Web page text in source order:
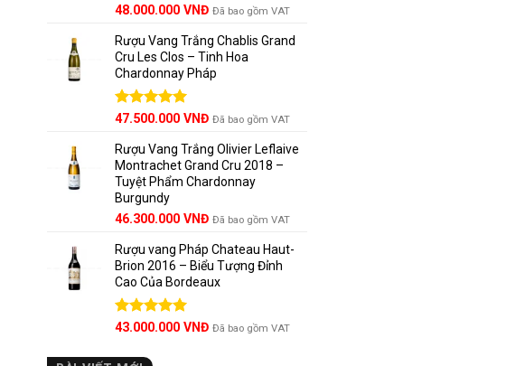
Được xếp
5 sao
48.000.000 VNĐ Đã bao gồm VAT
Rượu Vang Trắng Chablis Grand
Cru Les Clos – Tinh Hoa
Chardonnay Pháp
Được xếp
5 sao
47.500.000 VNĐ Đã bao gồm VAT
Rượu Vang Trắng Olivier Leflaive
Montrachet Grand Cru 2018 –
Tuyệt Phẩm Chardonnay
Burgundy
46.300.000 VNĐ Đã bao gồm VAT
Rượu vang Pháp Chateau Haut-
Brion 2016 – Biểu Tượng Đỉnh
Cao Của Bordeaux
Được xếp
5 sao
43.000.000 VNĐ Đã bao gồm VAT